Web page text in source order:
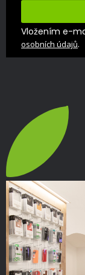
Vložením e-
osobních údajů.